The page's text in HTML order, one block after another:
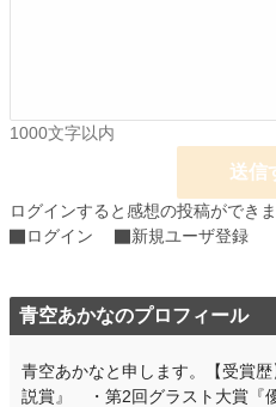
最終的に、国家転覆を狙った悪い宰相
くれてありがとう、氷結の大魔人様！」
目指す大氷原は豊富な地下資源が埋ま
でもが奪い合っている、世界で一番「激
さらに、氷の言葉がわかる俺は、「地下
小説 25,133 位 / 228,619 件
お気に入り 22
1000文字以内
送信
ログインすると感想の投稿ができま
ログイン
新規ユーザ登録
青空あかなのプロフィール
青空あかなと申します。【受賞
説賞』 ・第2回グラスト大賞『